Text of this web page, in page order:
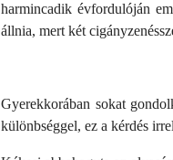
harmincadik évfordulóján
állnia, mert két
Gyerekkorában sokat
különbséggel, ez a kérdés